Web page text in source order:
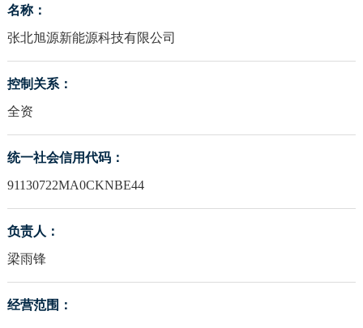
名称：
张北旭源新能源科技有限公司
控制关系：
全资
统一社会信用代码：
91130722MA0CKNBE44
负责人：
梁雨锋
经营范围：